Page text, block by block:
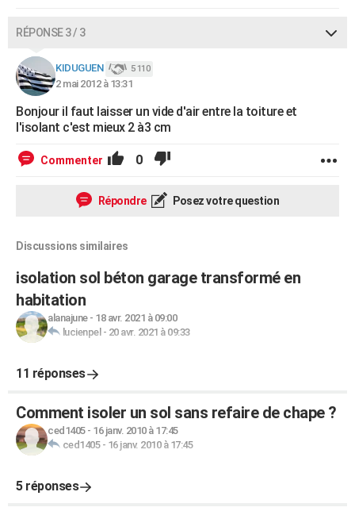
RÉPONSE 3 / 3
KIDUGUEN 5 110
2 mai 2012 à 13:31
Bonjour il faut laisser un vide d'air entre la toiture et
l'isolant c'est mieux 2 à3 cm
Commenter 0
Répondre Posez votre question
Discussions similaires
isolation sol béton garage transformé en
habitation
alanajune- 18 avr. 2021 à 09:00
lucienpel - 20 avr. 2021 à 09:33
11 réponses
Comment isoler un sol sans refaire de chape ?
ced1405- 16 janv. 2010 à 17:45
ced1405- 16 janv. 2010 à 17:45
5 réponses